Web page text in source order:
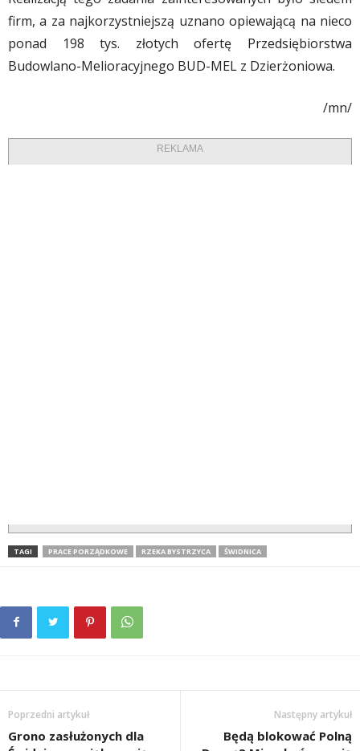
firm, a za najkorzystniejszą uznano opiewającą na nieco
ponad 198 tys. złotych ofertę Przedsiębiorstwa
Budowlano-Melioracyjnego BUD-MEL z Dzierżoniowa.
/mn/
REKLAMA
TAGI PRACE PORZĄDKOWE RZEKA BYSTRZYCA ŚWIDNICA
Poprzedni artykuł
Grono zasłużonych dla
Następny artykuł
Będą blokować Polną